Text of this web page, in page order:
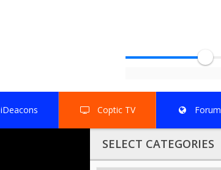
iDeacons Coptic TV Forum
SELECT CATEGORIES